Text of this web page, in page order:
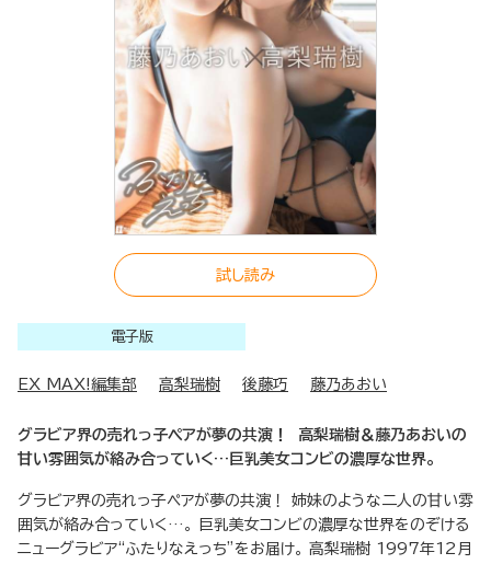
試し読み
電子版
EX MAX!編集部 高梨瑞樹 後藤巧 藤乃あおい
グラビア界の売れっ子ペアが夢の共演！ 高梨瑞樹＆藤乃あおいの
甘い雰囲気が絡み合っていく…巨乳美女コンビの濃厚な世界。
グラビア界の売れっ子ペアが夢の共演！ 姉妹のような二人の甘い雰
囲気が絡み合っていく…。 巨乳美女コンビの濃厚な世界をのぞける
ニューグラビア“ふたりなえっち”をお届け。 高梨瑞樹 1997年12月